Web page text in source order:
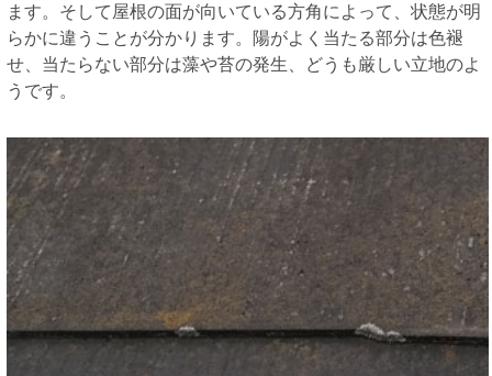
ます。そして屋根の面が向いている方角によって、状態が明
らかに違うことが分かります。陽がよく当たる部分は色褪
せ、当たらない部分は藻や苔の発生、どうも厳しい立地のよ
うです。